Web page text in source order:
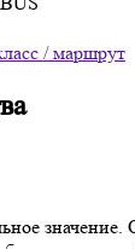
/ маршрут
значение.